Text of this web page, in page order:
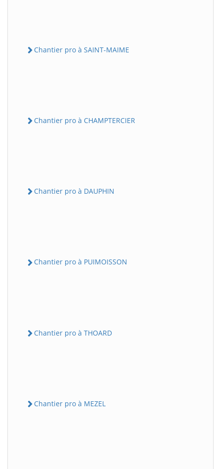
Chantier pro à SAINT-MAIME
Chantier pro à CHAMPTERCIER
Chantier pro à DAUPHIN
Chantier pro à PUIMOISSON
Chantier pro à THOARD
Chantier pro à MEZEL